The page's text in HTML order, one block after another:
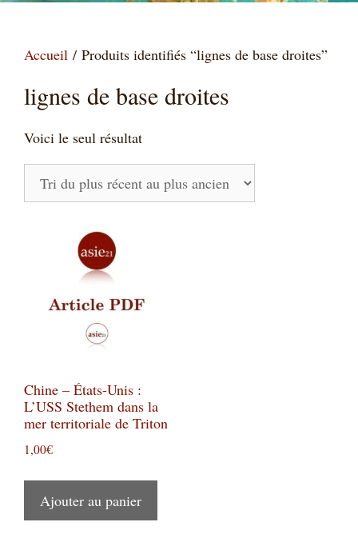
Accueil / Produits identifiés “lignes de base droites”
lignes de base droites
Voici le seul résultat
Chine – États-Unis :
L’USS Stethem dans la
mer territoriale de Triton
1,00€
Ajouter au panier